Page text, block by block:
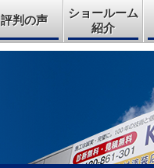
評判の声
ショールーム
紹介